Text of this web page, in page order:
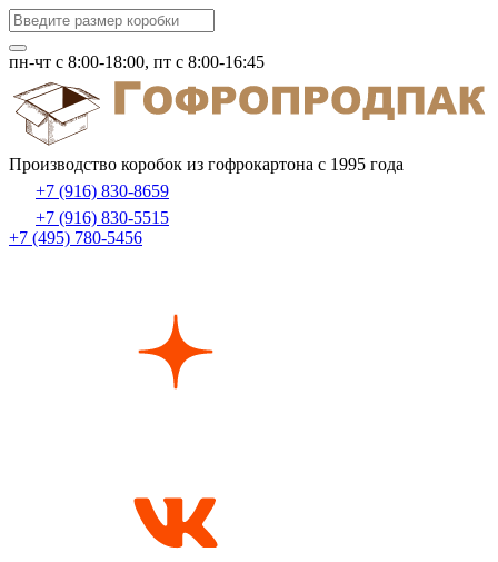
пн-чт c 8:00-18:00, пт с 8:00-16:45
Производство коробок из гофрокартона с 1995 года
+7 (916) 830-8659
+7 (916) 830-5515
+7 (495) 780-5456